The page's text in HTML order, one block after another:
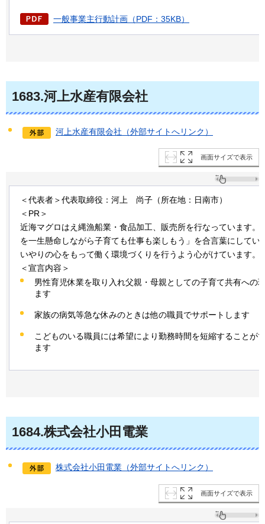
一般事業主行動計画（PDF：35KB）
1683.河上水産有限会社
河上水産有限会社（外部サイトへリンク）
画面サイズで表示
＜代表者＞代表取締役：河上 尚子 （所在地：日南市）
＜PR＞
近海マグロはえ縄漁船業・食品加工、販売所を行なっています。
を一生懸命しながら子育ても仕事も楽しもう」を合言葉にしてい
いやりの心をもって働く環境づくりを行うよう心がけています。
＜宣言内容＞
男性育児休業を取り入れ父親・母親としての子育て共有への
ます
家族の病気等急な休みのときは他の職員でサポートします
こどものいる職員には希望により勤務時間を短縮することが
ます
1684.株式会社小田電業
株式会社小田電業（外部サイトへリンク）
画面サイズで表示